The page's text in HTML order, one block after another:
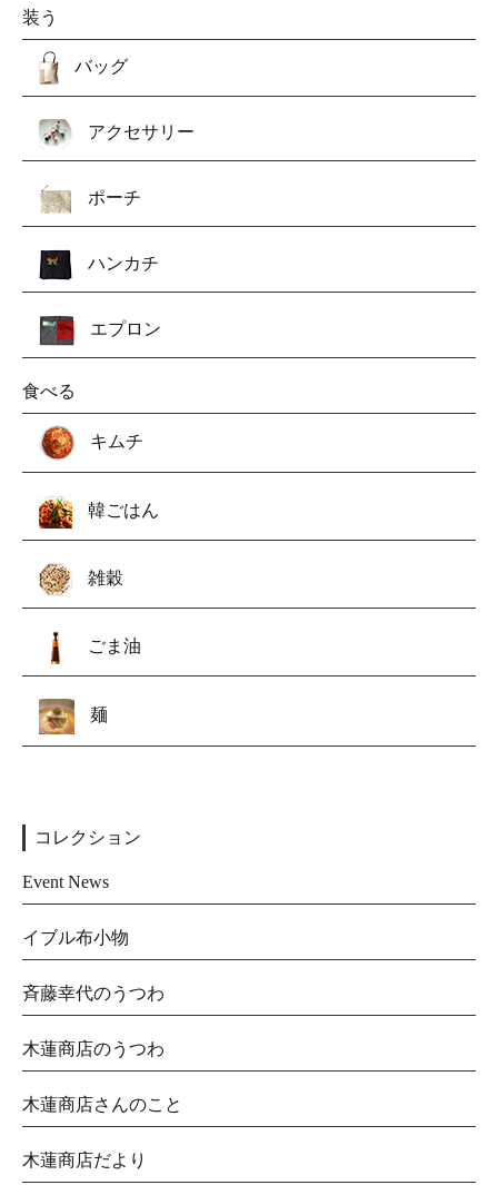
装う
バッグ
アクセサリー
ポーチ
ハンカチ
エプロン
食べる
キムチ
韓ごはん
雑穀
ごま油
麺
コレクション
Event News
イブル布小物
斉藤幸代のうつわ
木蓮商店のうつわ
木蓮商店さんのこと
木蓮商店だより